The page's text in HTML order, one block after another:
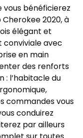
vous bénéficierez
2020, à
élégant et
conviviale avec
en main
des renforts
: l’habitacle du
commandes vous
conduirez
par ailleurs